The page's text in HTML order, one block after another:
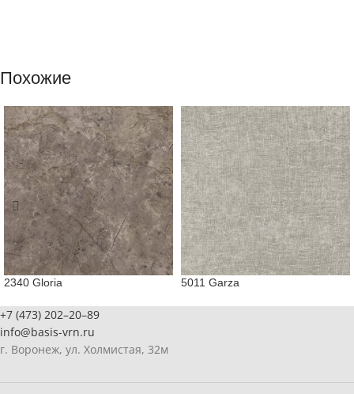
Похожие
2340 Gloria 5011 Garza
+7 (473) 202–20–89
info@basis-vrn.ru
г. Воронеж, ул. Холмистая, 32м